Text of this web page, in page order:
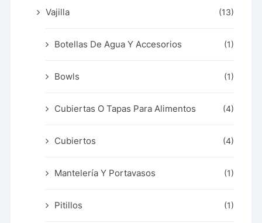
Vajilla (13)
Botellas De Agua Y Accesorios (1)
Bowls (1)
Cubiertas O Tapas Para Alimentos (4)
Cubiertos (4)
Mantelería Y Portavasos (1)
Pitillos (1)